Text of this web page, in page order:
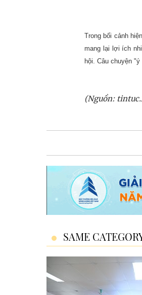
Trong bối cảnh
mang lại lợi ích
hội. Câu chuyện
(Nguồn:
SAME